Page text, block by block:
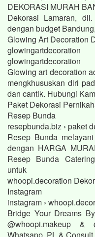
DEKORASI MURAH
Dekorasi Lamaran,
dengan budget
Glowing Art Decoration
glowingartdecoration
glowingartdecoration
Glowing art decoration
mengkhususkan diri
dan cantik. Hubungi
Paket Dekorasi
Resep Bunda
resepbunda.biz › paket
Resep Bunda
dengan HARGA
Resep Bunda
untuk
whoopi.decoration
Instagram
instagram ›
Bridge Your Dreams
@whoopi.makeup &